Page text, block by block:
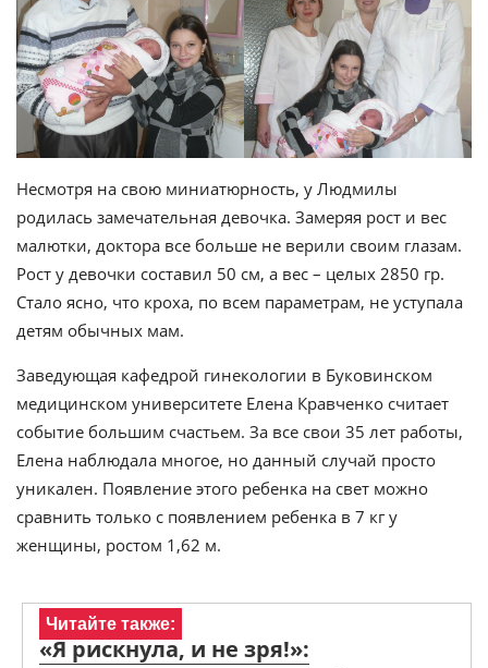
Несмотря на свою миниатюрность, у Людмилы
родилась замечательная девочка. Замеряя рост и вес
малютки, доктора все больше не верили своим глазам.
Рост у девочки составил 50 см, а вес – целых 2850 гр.
Стало ясно, что кроха, по всем параметрам, не уступала
детям обычных мам.
Заведующая кафедрой гинекологии в Буковинском
медицинском университете Елена Кравченко считает
событие большим счастьем. За все свои 35 лет работы,
Елена наблюдала многое, но данный случай просто
уникален. Появление этого ребенка на свет можно
сравнить только с появлением ребенка в 7 кг у
женщины, ростом 1,62 м.
Читайте также:
«Я рискнула, и не зря!»: